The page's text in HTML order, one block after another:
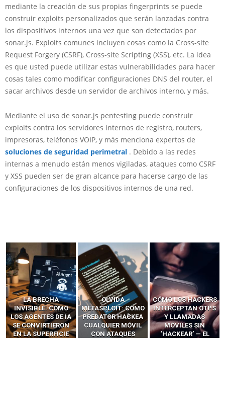
mediante la creación de sus propias fingerprints se puede
construir exploits personalizados que serán lanzadas contra
los dispositivos internos una vez que son detectados por
sonar.js. Exploits comunes incluyen cosas como la Cross-site
Request Forgery (CSRF), Cross-site Scripting (XSS), etc. La idea
es que usted puede utilizar estas vulnerabilidades para hacer
cosas tales como modificar configuraciones DNS del router, el
sacar archivos desde un servidor de archivos interno, y más.
Mediante el uso de sonar.js pentesting puede construir
exploits contra los servidores internos de registro, routers,
impresoras, teléfonos VOIP, y más menciona expertos de
soluciones de seguridad perimetral . Debido a las redes
internas a menudo están menos vigiladas, ataques como CSRF
y XSS pueden ser de gran alcance para hacerse cargo de las
configuraciones de los dispositivos internos de una red.
LA BRECHA
INVISIBLE: CÓMO
LOS AGENTES DE IA
SE CONVIRTIERON
EN LA SUPERFICIE
OLVIDA
METASPLOIT: CÓMO
PREDATOR HACKEA
CUALQUIER MÓVIL
CON ATAQUES
CÓMO LOS HACKERS
INTERCEPTAN OTPS
Y LLAMADAS
MÓVILES SIN
‘HACKEAR’ — EL